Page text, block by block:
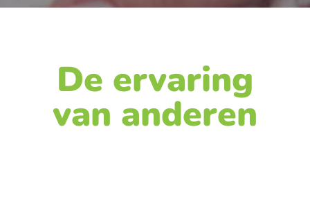
De ervaring
van anderen